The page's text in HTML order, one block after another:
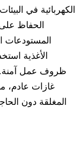
الكهربائية في
الحفاظ على
المستودعات
الأغذية
ظروف عمل آمنة.
غازات عادم،
المغلقة دون